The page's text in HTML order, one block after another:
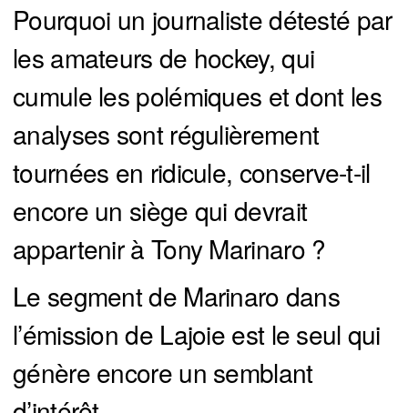
Pourquoi un journaliste détesté par
les amateurs de hockey, qui
cumule les polémiques et dont les
analyses sont régulièrement
tournées en ridicule, conserve-t-il
encore un siège qui devrait
appartenir à Tony Marinaro ?
Le segment de Marinaro dans
l’émission de Lajoie est le seul qui
génère encore un semblant